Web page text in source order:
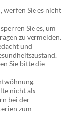
werfen Sie es nicht
Sie es, um
zu vermeiden.
und
Sie bitte die
nicht als
bei der
zum